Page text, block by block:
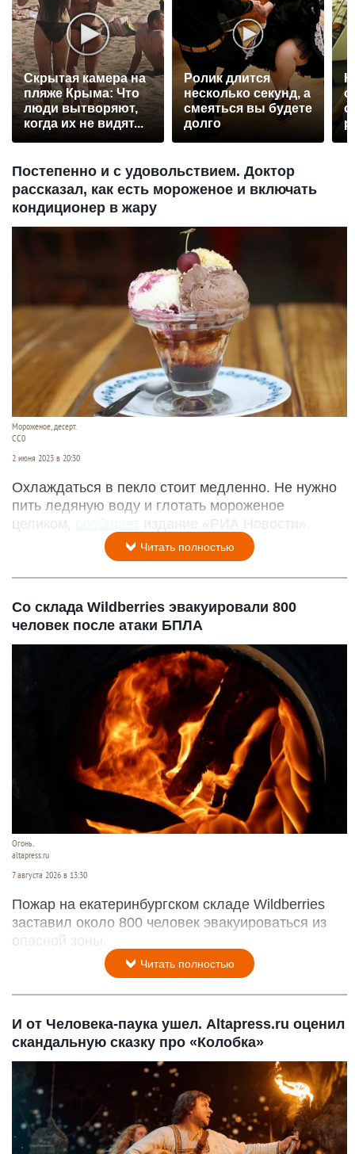
Скрытая камера на
пляже Крыма: Что
люди вытворяют,
когда их не видят...
Ролик длится
несколько секунд, а
смеяться вы будете
долго
Постепенно и с удовольствием. Доктор
рассказал, как есть мороженое и включать
кондиционер в жару
Мороженое, десерт.
СС0
2 июня 2023 в 20:30
Охлаждаться в пекло стоит медленно. Не нужно
пить ледяную воду и глотать мороженое
целиком,
сообщает издание «РИА Новости».
Читать полностью
Со склада Wildberries эвакуировали 800
человек после атаки БПЛА
Огонь.
altapress.ru
7 августа 2026 в 13:30
Пожар на екатеринбургском складе Wildberries
заставил около 800 человек эвакуироваться из
опасной зоны.
Читать полностью
И от Человека-паука ушел. Altapress.ru оценил
скандальную сказку про «Колобка»